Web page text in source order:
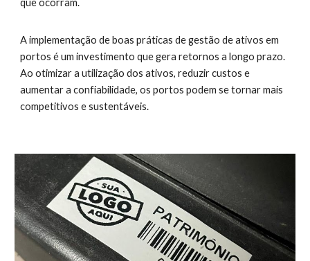
que ocorram.
A implementação de boas práticas de gestão de ativos em
portos é um investimento que gera retornos a longo prazo.
Ao otimizar a utilização dos ativos, reduzir custos e
aumentar a confiabilidade, os portos podem se tornar mais
competitivos e sustentáveis.